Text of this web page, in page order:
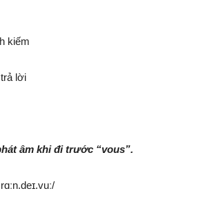
kiếm
trả lời
âm khi đi trước “vous”.